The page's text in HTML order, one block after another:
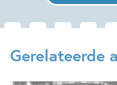
Gerelateerde